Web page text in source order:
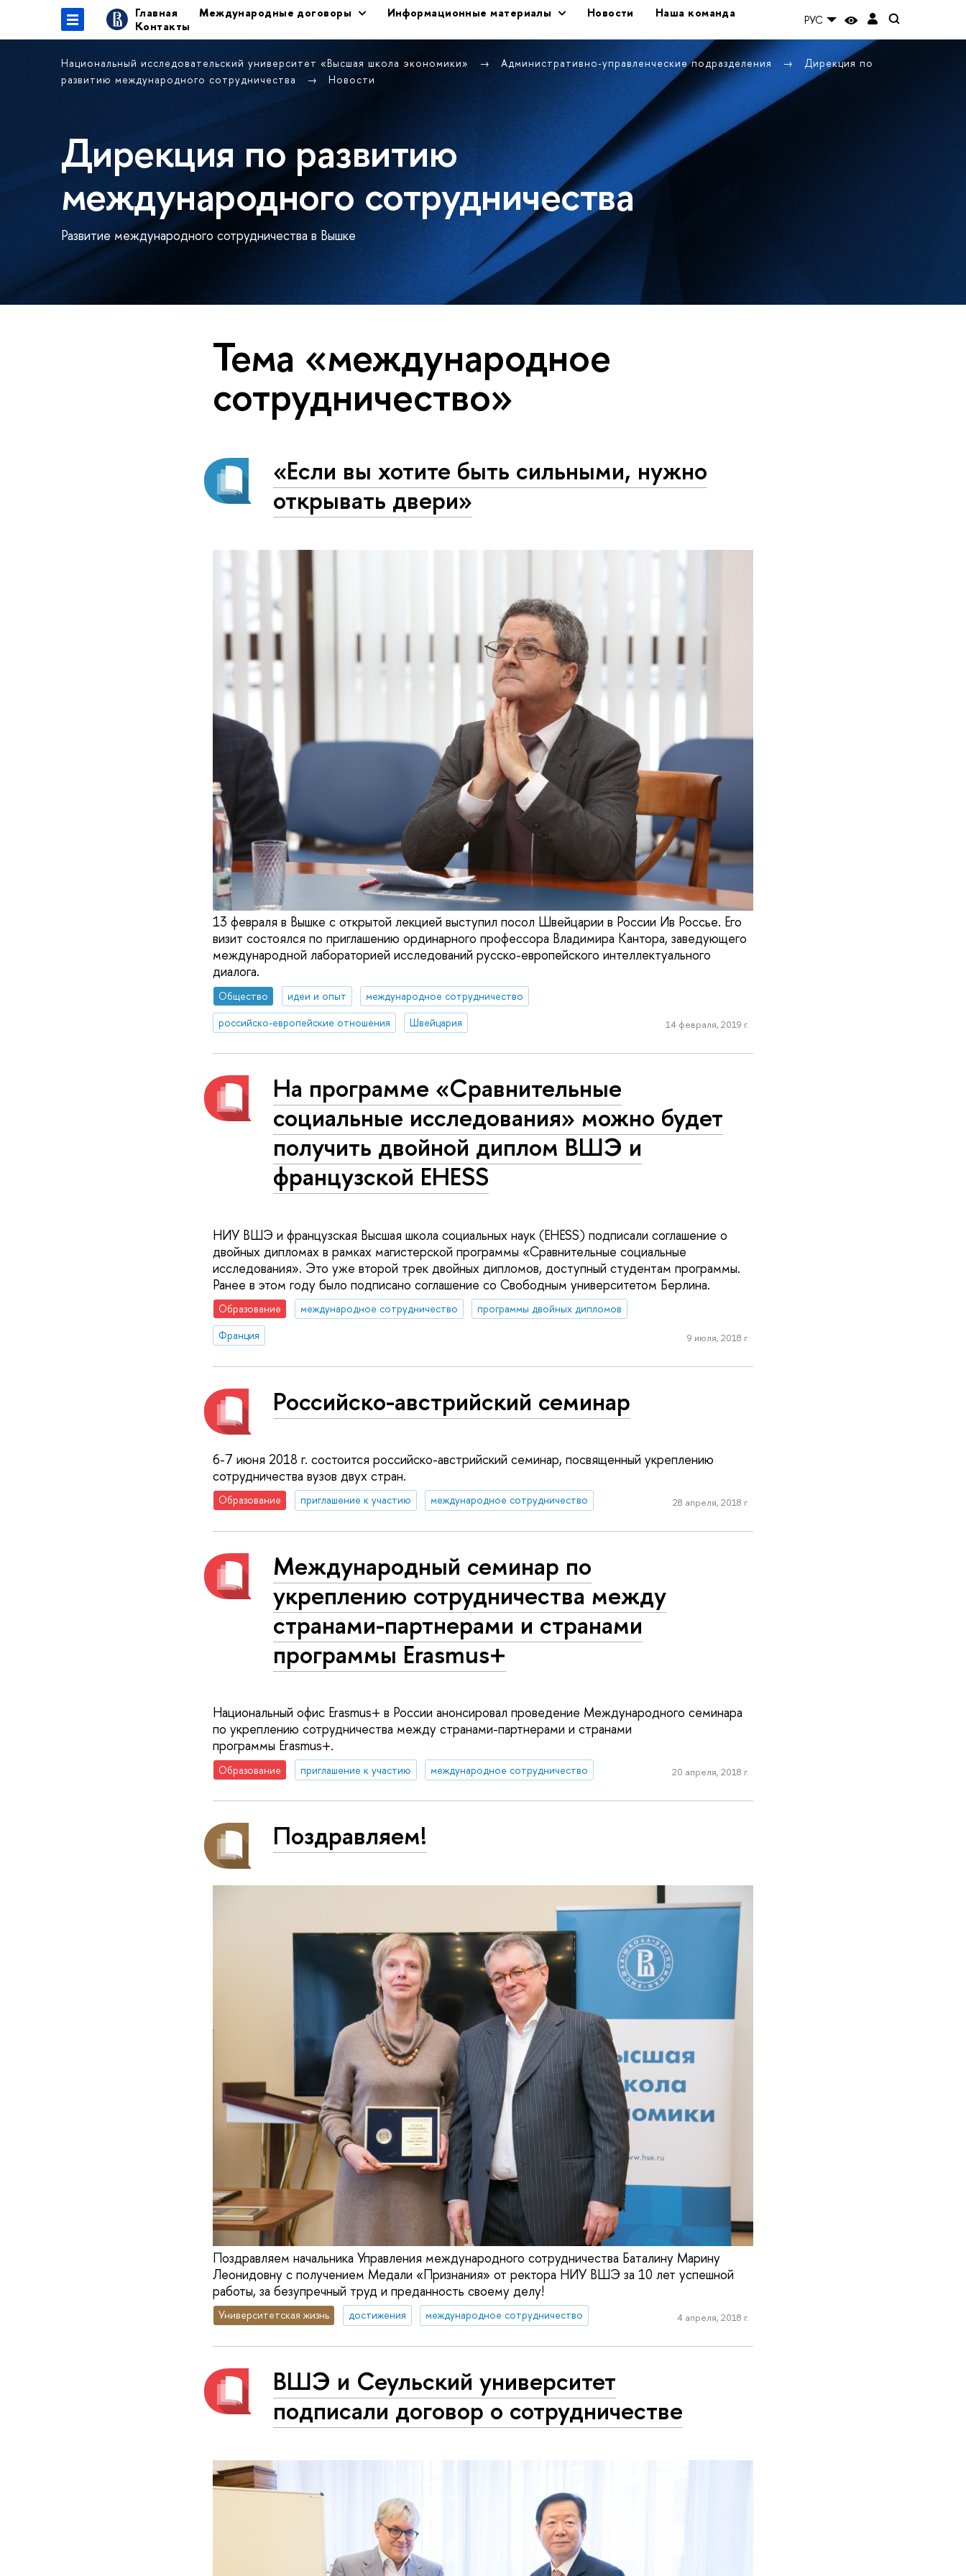
Главная Международные договоры Информационные материалы Новости
Наша команда
Контакты
РУС
Национальный исследовательский университет «Высшая школа экономики» Административно-управленческие подразделения
Дирекция по
развитию международного сотрудничества
Новости
Дирекция по развитию
международного сотрудничества
Развитие международного сотрудничества в Вышке
Тема «международное
сотрудничество»
«Если вы хотите быть сильными, нужно
открывать двери»
13 февраля в Вышке с открытой лекцией выступил посол Швейцарии в России Ив Россье. Его
визит состоялся по приглашению ординарного профессора Владимира Кантора, заведующего
международной лабораторией исследований русско-европейского интеллектуального
диалога.
Общество идеи и опыт
международное сотрудничество
российско-европейские отношения
Швейцария 14 февраля, 2019 г.
На программе «Сравнительные
социальные исследования» можно будет
получить двойной диплом ВШЭ и
французской EHESS
НИУ ВШЭ и французская Высшая школа социальных наук (EHESS) подписали соглашение о
двойных дипломах в рамках магистерской программы «Сравнительные социальные
исследования». Это уже второй трек двойных дипломов, доступный студентам программы.
Ранее в этом году было подписано соглашение со Свободным университетом Берлина.
Образование международное сотрудничество
программы двойных дипломов
Франция
9 июля, 2018 г.
Российско-австрийский семинар
6-7 июня 2018 г. состоится российско-австрийский семинар, посвященный укреплению
сотрудничества вузов двух стран.
Образование приглашение к участию международное сотрудничество 28 апреля, 2018 г.
Международный семинар по
укреплению сотрудничества между
странами-партнерами и странами
программы Erasmus+
Национальный офис Erasmus+ в России анонсировал проведение Международного семинара
по укреплению сотрудничества между странами-партнерами и странами
программы Erasmus+.
Образование приглашение к участию международное сотрудничество 20 апреля, 2018 г.
Поздравляем!
Поздравляем начальника Управления международного сотрудничества Баталину Марину
Леонидовну с получением Медали «Признания» от ректора НИУ ВШЭ за 10 лет успешной
работы, за безупречный труд и преданность своему делу!
Университетская жизнь достижения международное сотрудничество 4 апреля, 2018 г.
ВШЭ и Сеульский университет
подписали договор о сотрудничестве